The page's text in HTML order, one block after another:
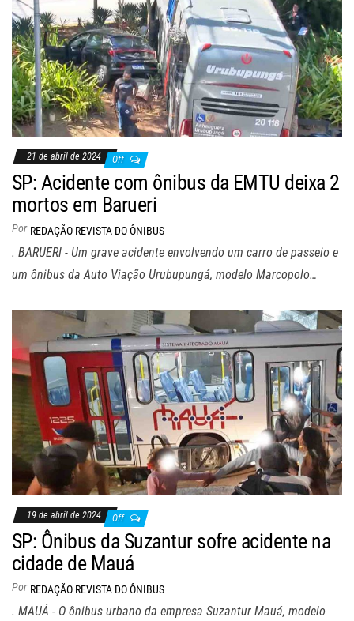
21 de abril de 2024 Off
SP: Acidente com ônibus da EMTU deixa 2
mortos em Barueri
Por REDAÇÃO REVISTA DO ÔNIBUS
. BARUERI - Um grave acidente envolvendo um carro de passeio e
um ônibus da Auto Viação Urubupungá, modelo Marcopolo…
19 de abril de 2024 Off
SP: Ônibus da Suzantur sofre acidente na
cidade de Mauá
Por REDAÇÃO REVISTA DO ÔNIBUS
. MAUÁ - O ônibus urbano da empresa Suzantur Mauá, modelo